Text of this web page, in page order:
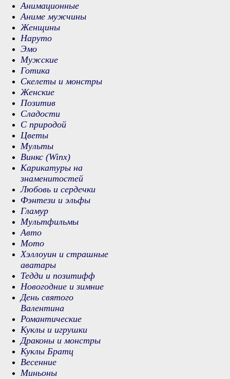
Анимационные
Аниме мужчины
Женщины
Наруто
Эмо
Мужские
Готика
Скелеты и монстры
Женские
Позитив
Сладости
С природой
Цветы
Мульты
Винкс (Winx)
Карикатуры на
знаменитостей
Любовь и сердечки
Фэнтези и эльфы
Гламур
Мультфильмы
Авто
Мото
Хэллоуин и страшные
аватары
Тедди и позитифф
Новогодние и зимние
День святого
Валентина
Романтические
Куклы и игрушки
Драконы и монстры
Куклы Братц
Весенние
Миньоны